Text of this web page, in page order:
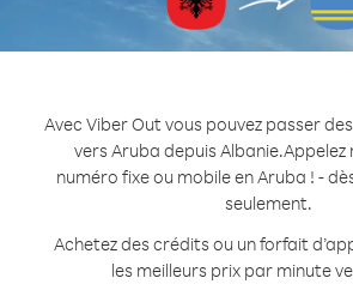
Avec Viber Out vous pouvez passer
vers Aruba depuis Albanie.Appelez
numéro fixe ou mobile en Aruba ! -
seulement.
Achetez des crédits ou un forfait
les meilleurs prix par minute